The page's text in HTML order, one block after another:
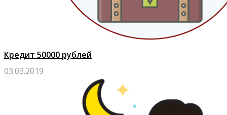
Кредит 50000 рублей
03.03.2019